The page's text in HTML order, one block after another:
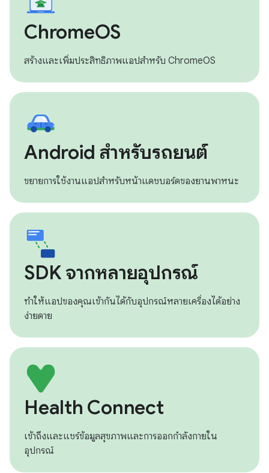
ChromeOS
สร้างและเพิ่มประสิทธิภาพแอปสำหรับ ChromeOS
Android สำหรับรถยนต์
ขยายการใช้งานแอปสำหรับหน้าแดชบอร์ดของยานพาหนะ
SDK จากหลายอุปกรณ์
ทำให้แอปของคุณเข้ากันได้กับอุปกรณ์หลายเครื่องได้อย่าง
ง่ายดาย
Health Connect
เข้าถึงและแชร์ข้อมูลสุขภาพและการออกกำลังกายใน
อุปกรณ์